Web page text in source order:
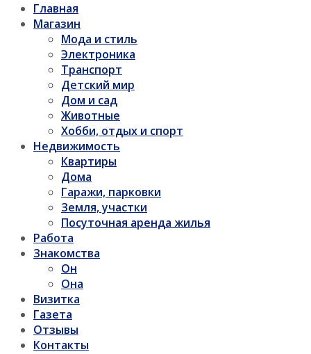
Главная
Магазин
Мода и стиль
Электроника
Транспорт
Детский мир
Дом и сад
Животные
Хобби, отдых и спорт
Недвижимость
Квартиры
Дома
Гаражи, парковки
Земля, участки
Посуточная аренда жилья
Работа
Знакомства
Он
Она
Визитка
Газета
Отзывы
Контакты